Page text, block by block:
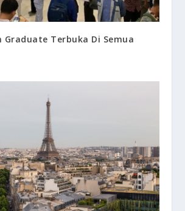
Graduate Terbuka Di Semua